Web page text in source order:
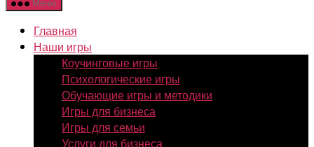
Меню
Главная
Наши игры
Коучинговые игры
Психологические игры
Обучающие игры и методики
Игры для бизнеса
Игры для семьи
Услуги для бизнеса